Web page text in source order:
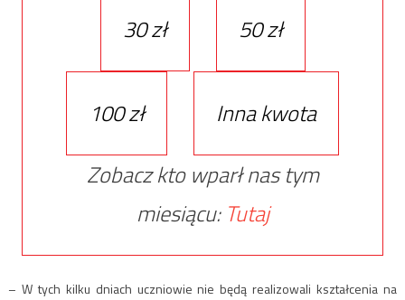
30 zł 50 zł
100 zł
Inna kwota
Zobacz kto wparł nas tym
miesiącu: Tutaj
– W tych kilku dniach uczniowie nie będą realizowali kształcenia na